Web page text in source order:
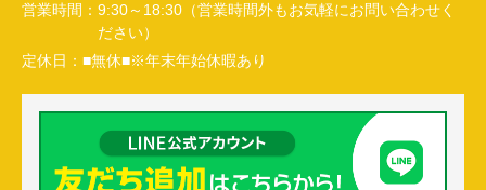
営業時間： 9:30～18:30（営業時間外もお気軽にお問い合わせく
ださい）
定休日： ■無休■※年末年始休暇あり